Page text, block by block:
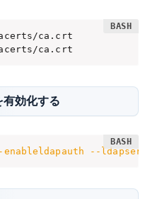
ca.crt
効化する
--